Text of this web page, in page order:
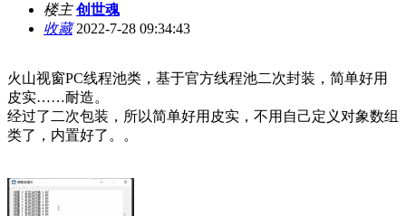
楼主 创世魂
收藏2022-7-28 09:34:43
火山视窗PC线程池类，基于官方线程池二次封装，简单好用
皮实……耐造。
经过了二次包装，所以简单好用皮实，不用自己定义对象数组
类了，内置好了。。